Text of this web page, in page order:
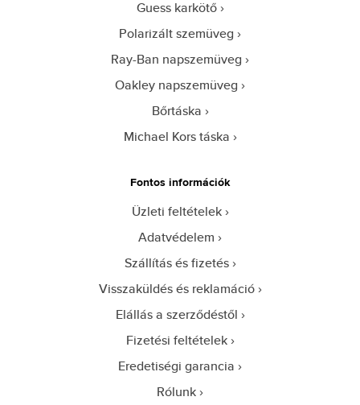
Guess karkötő
Polarizált szemüveg
Ray-Ban napszemüveg
Oakley napszemüveg
Bőrtáska
Michael Kors táska
Fontos információk
Üzleti feltételek
Adatvédelem
Szállítás és fizetés
Visszaküldés és reklamáció
Elállás a szerződéstől
Fizetési feltételek
Eredetiségi garancia
Rólunk